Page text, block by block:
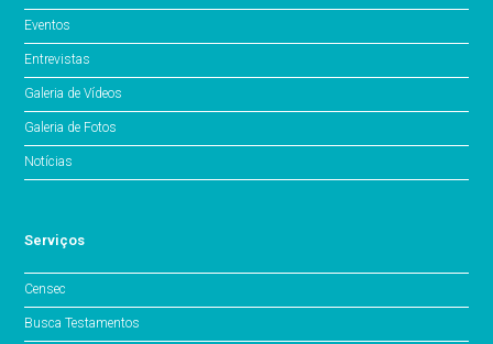
Eventos
Entrevistas
Galeria de Vídeos
Galeria de Fotos
Notícias
Serviços
Censec
Busca Testamentos